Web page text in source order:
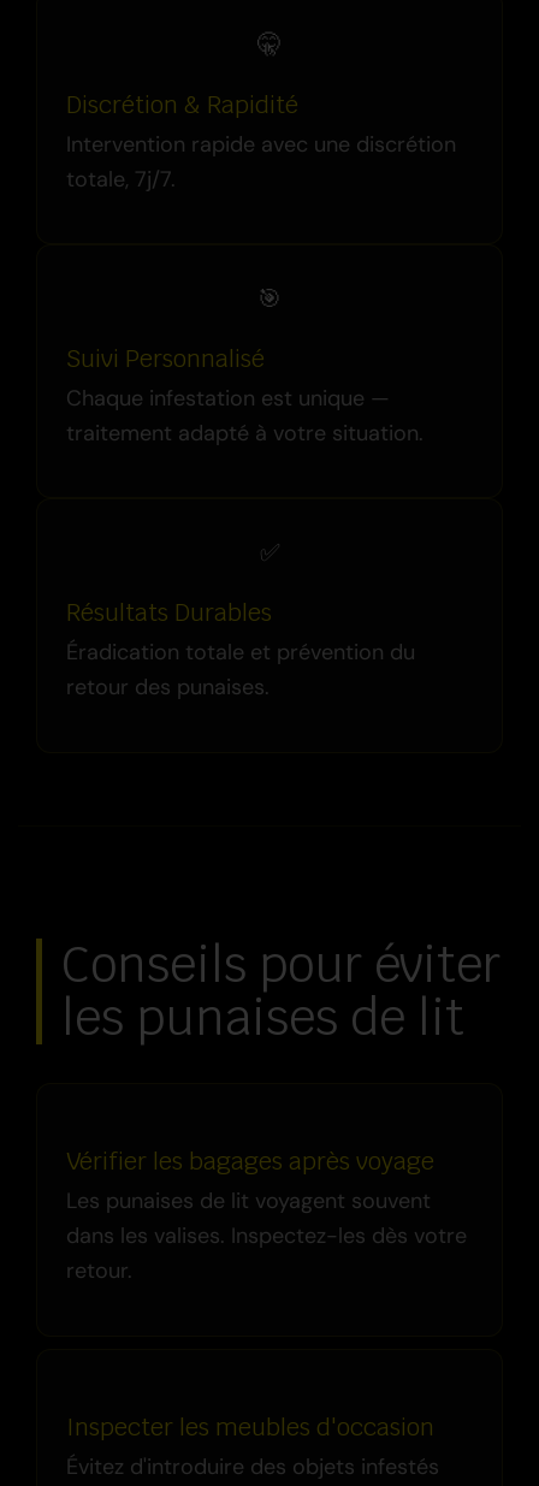
🤫
Discrétion & Rapidité
Intervention rapide avec une discrétion
totale, 7j/7.
🎯
Suivi Personnalisé
Chaque infestation est unique —
traitement adapté à votre situation.
✅
Résultats Durables
Éradication totale et prévention du
retour des punaises.
Conseils pour éviter
les punaises de lit
Vérifier les bagages après voyage
Les punaises de lit voyagent souvent
dans les valises. Inspectez-les dès votre
retour.
Inspecter les meubles d'occasion
Évitez d'introduire des objets infestés